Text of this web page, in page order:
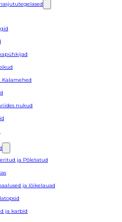
Kalamehed
nukud
ja Põletatud
ja lõikelauad
ja karbid